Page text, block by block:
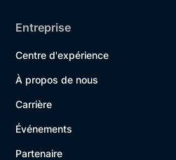
Entreprise
Centre d'expérience
À propos de nous
Carrière
Événements
Partenaire